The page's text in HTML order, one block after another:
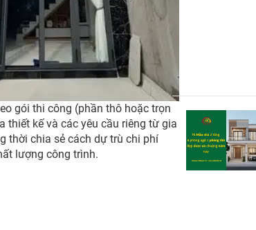
gói thi công (phần thô hoặc trọn
thiết kế và các yêu cầu riêng từ gia
thời chia sẻ cách dự trù chi phí
lượng công trình.